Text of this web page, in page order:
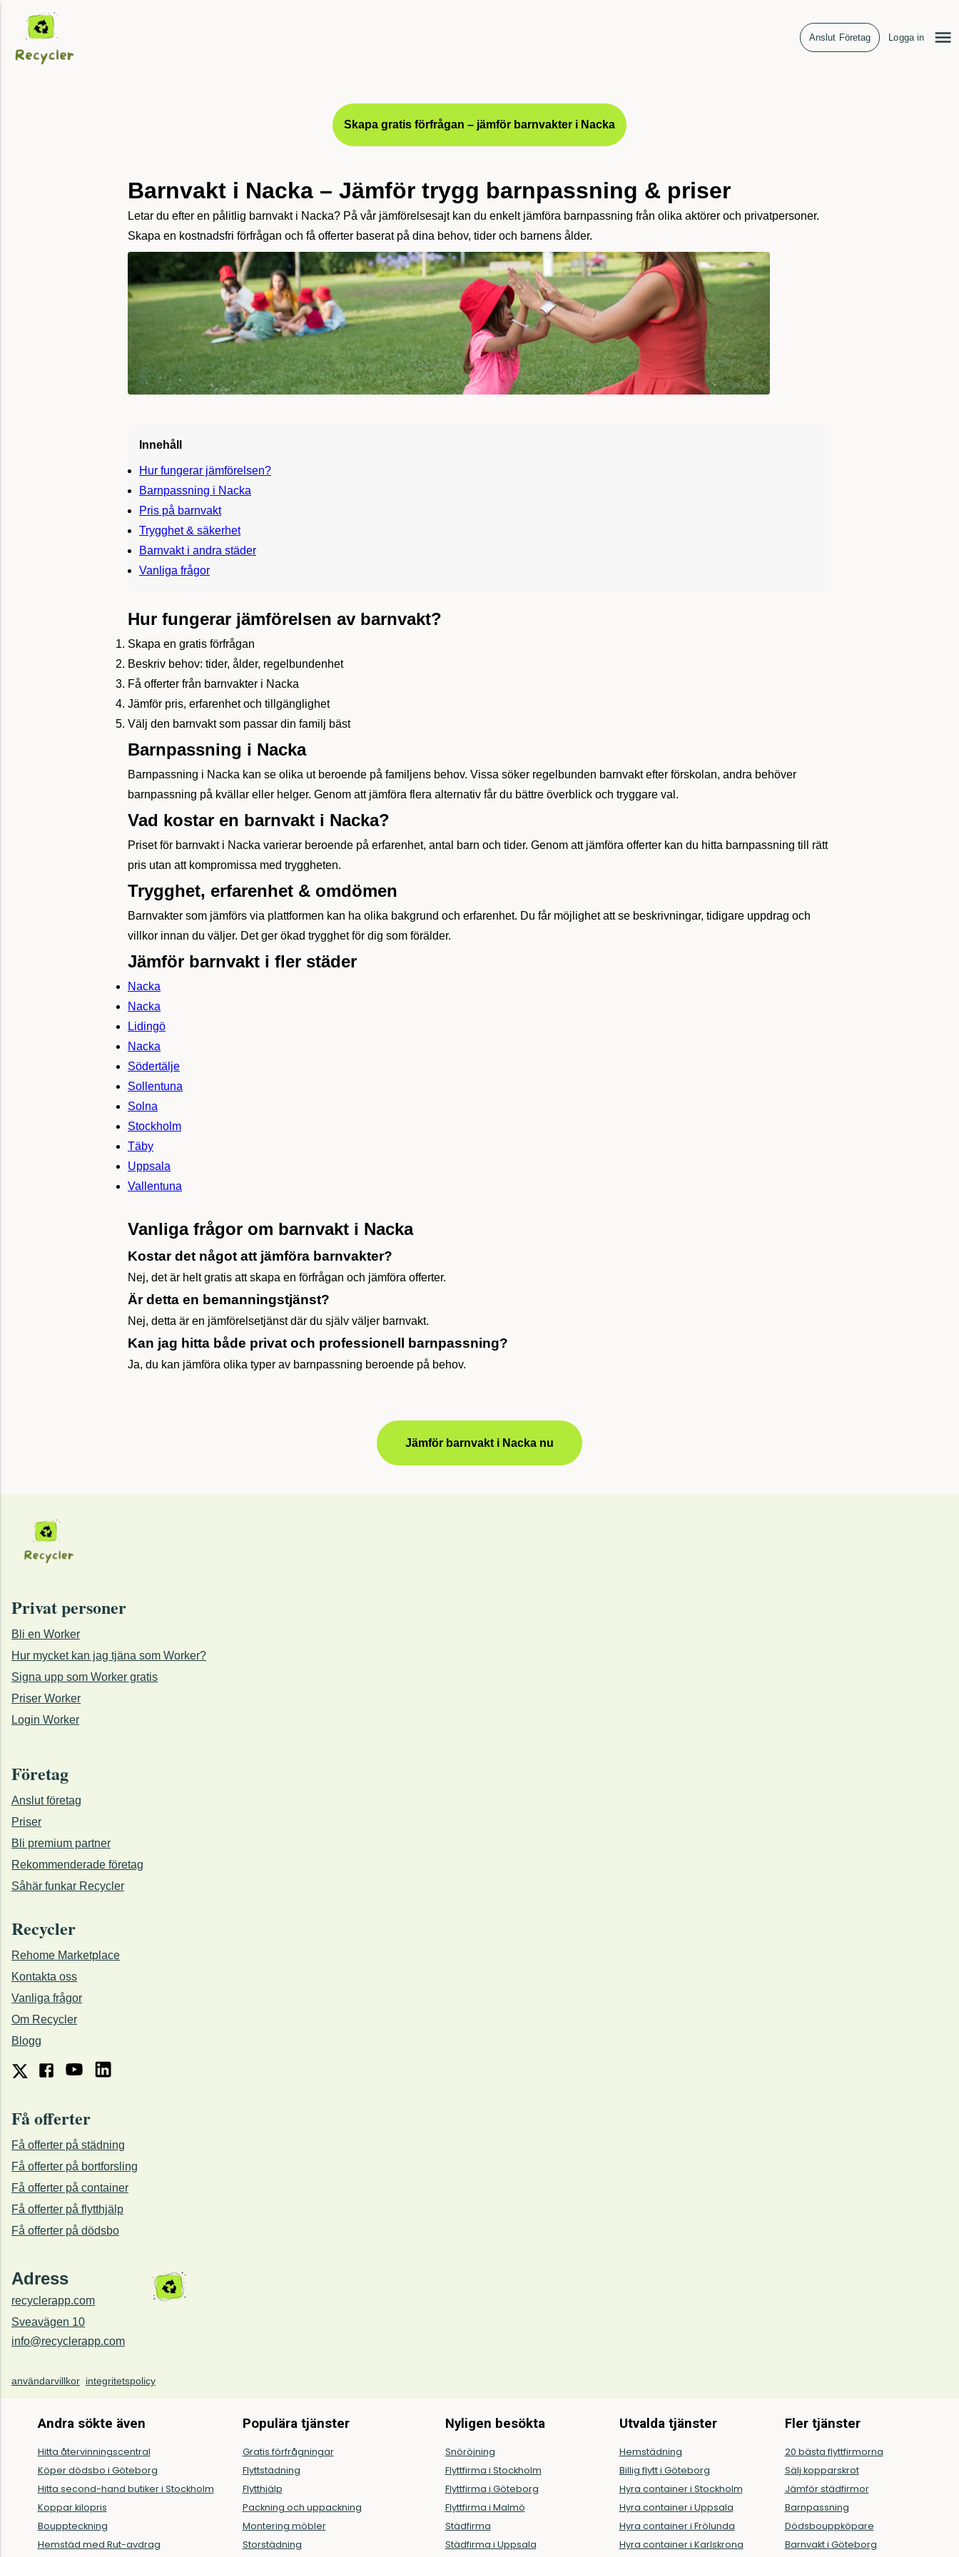
Anslut Företag Logga in
Skapa gratis förfrågan – jämför barnvakter i Nacka
Barnvakt i Nacka – Jämför trygg barnpassning & priser
Letar du efter en pålitlig barnvakt i Nacka? På vår jämförelsesajt kan du enkelt jämföra barnpassning från olika aktörer och privatpersoner.
Skapa en kostnadsfri förfrågan och få offerter baserat på dina behov, tider och barnens ålder.
Innehåll
Hur fungerar jämförelsen?
Barnpassning i Nacka
Pris på barnvakt
Trygghet & säkerhet
Barnvakt i andra städer
Vanliga frågor
Hur fungerar jämförelsen av barnvakt?
Skapa en gratis förfrågan
Beskriv behov: tider, ålder, regelbundenhet
Få offerter från barnvakter i Nacka
Jämför pris, erfarenhet och tillgänglighet
Välj den barnvakt som passar din familj bäst
Barnpassning i Nacka
Barnpassning i Nacka kan se olika ut beroende på familjens behov. Vissa söker regelbunden barnvakt efter förskolan, andra behöver
barnpassning på kvällar eller helger. Genom att jämföra flera alternativ får du bättre överblick och tryggare val.
Vad kostar en barnvakt i Nacka?
Priset för barnvakt i Nacka varierar beroende på erfarenhet, antal barn och tider. Genom att jämföra offerter kan du hitta barnpassning till rätt
pris utan att kompromissa med tryggheten.
Trygghet, erfarenhet & omdömen
Barnvakter som jämförs via plattformen kan ha olika bakgrund och erfarenhet. Du får möjlighet att se beskrivningar, tidigare uppdrag och
villkor innan du väljer. Det ger ökad trygghet för dig som förälder.
Jämför barnvakt i fler städer
Nacka
Nacka
Lidingö
Nacka
Södertälje
Sollentuna
Solna
Stockholm
Täby
Uppsala
Vallentuna
Vanliga frågor om barnvakt i Nacka
Kostar det något att jämföra barnvakter?
Nej, det är helt gratis att skapa en förfrågan och jämföra offerter.
Är detta en bemanningstjänst?
Nej, detta är en jämförelsetjänst där du själv väljer barnvakt.
Kan jag hitta både privat och professionell barnpassning?
Ja, du kan jämföra olika typer av barnpassning beroende på behov.
Jämför barnvakt i Nacka nu
Privat personer
Bli en Worker
Hur mycket kan jag tjäna som Worker?
Signa upp som Worker gratis
Priser Worker
Login Worker
Företag
Anslut företag
Priser
Bli premium partner
Rekommenderade företag
Såhär funkar Recycler
Recycler
Rehome Marketplace
Kontakta oss
Vanliga frågor
Om Recycler
Blogg
Få offerter
Få offerter på städning
Få offerter på bortforsling
Få offerter på container
Få offerter på flytthjälp
Få offerter på dödsbo
Adress
recyclerapp.com
Sveavägen 10
info@recyclerapp.com
användarvillkor integritetspolicy
Andra sökte även
Hitta återvinningscentral
Köper dödsbo i Göteborg
Hitta second-hand butiker i Stockholm
Koppar kilopris
Bouppteckning
Hemstäd med Rut-avdrag
Populära tjänster
Gratis förfrågningar
Flyttstädning
Flytthjälp
Packning och uppackning
Montering möbler
Storstädning
Nyligen besökta
Snöröjning
Flyttfirma i Stockholm
Flyttfirma i Göteborg
Flyttfirma i Malmö
Städfirma
Städfirma i Uppsala
Utvalda tjänster
Hemstädning
Billig flytt i Göteborg
Hyra container i Stockholm
Hyra container i Uppsala
Hyra container i Frölunda
Hyra container i Karlskrona
Fler tjänster
20 bästa flyttfirmorna
Sälj kopparskrot
Jämför städfirmor
Barnpassning
Dödsbouppköpare
Barnvakt i Göteborg